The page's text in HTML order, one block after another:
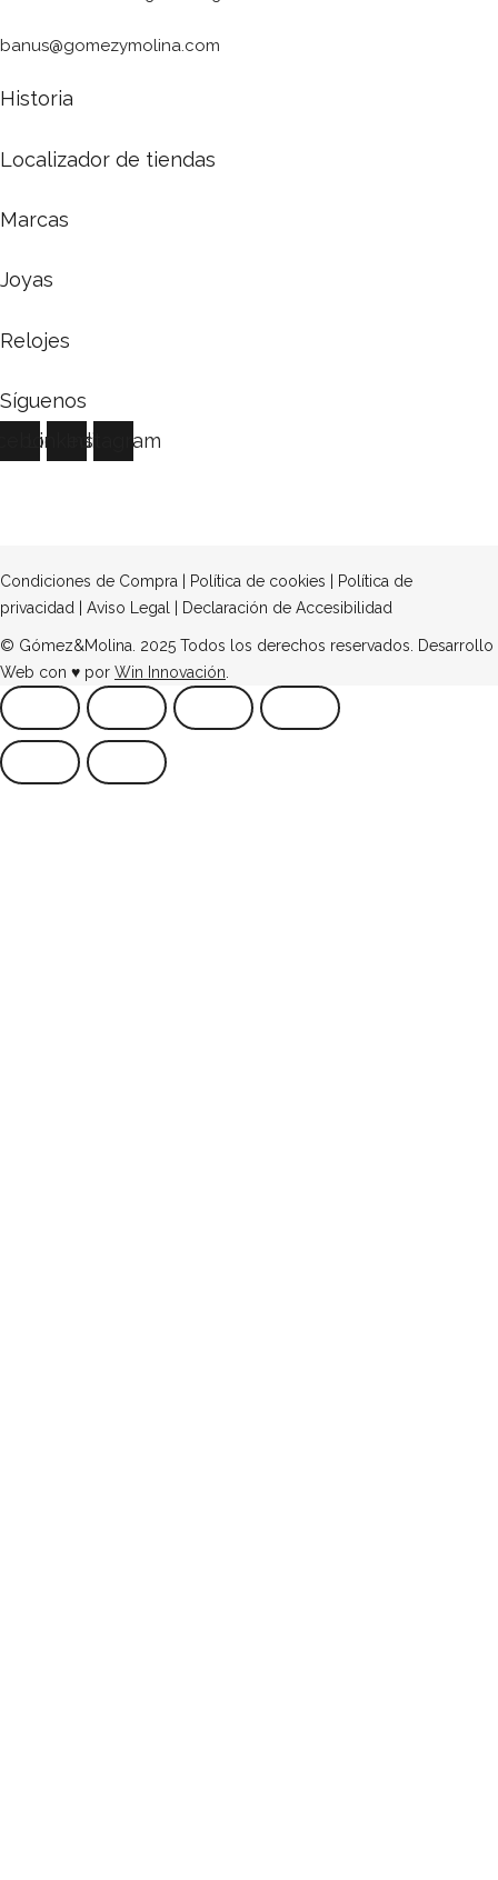
banus@gomezymolina.com
Historia
Localizador de tiendas
Marcas
Joyas
Relojes
Síguenos
LinkedinInstagram
Condiciones de Compra Política de cookies
Política de
privacidad
Aviso Legal Declaración de Accesibilidad
© Gómez&Molina. 2025 Todos los derechos reservados. Desarrollo
Web con ♥ por Win Innovación